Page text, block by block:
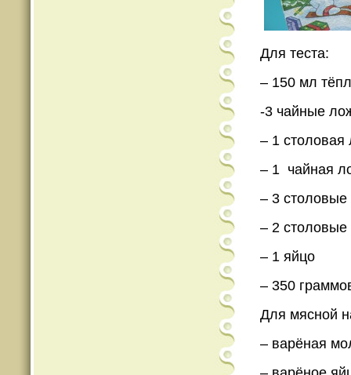
Для теста:
– 150 мл
-3 чайные
– 1 столовая
– 1 чайная
– 3 столовые
– 2
– 1 яйцо
– 350
Для мясной
– варёная